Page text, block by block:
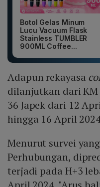
Botol Gelas Minum
Lucu Vacuum Flask
Stainless TUMBLER
900ML Coffee...
Adapun rekayasa
dilanjutkan dari KM
36 Japek dari 12
hingga 16 April
Menurut survei
Perhubungan,
terjadi pada H+3